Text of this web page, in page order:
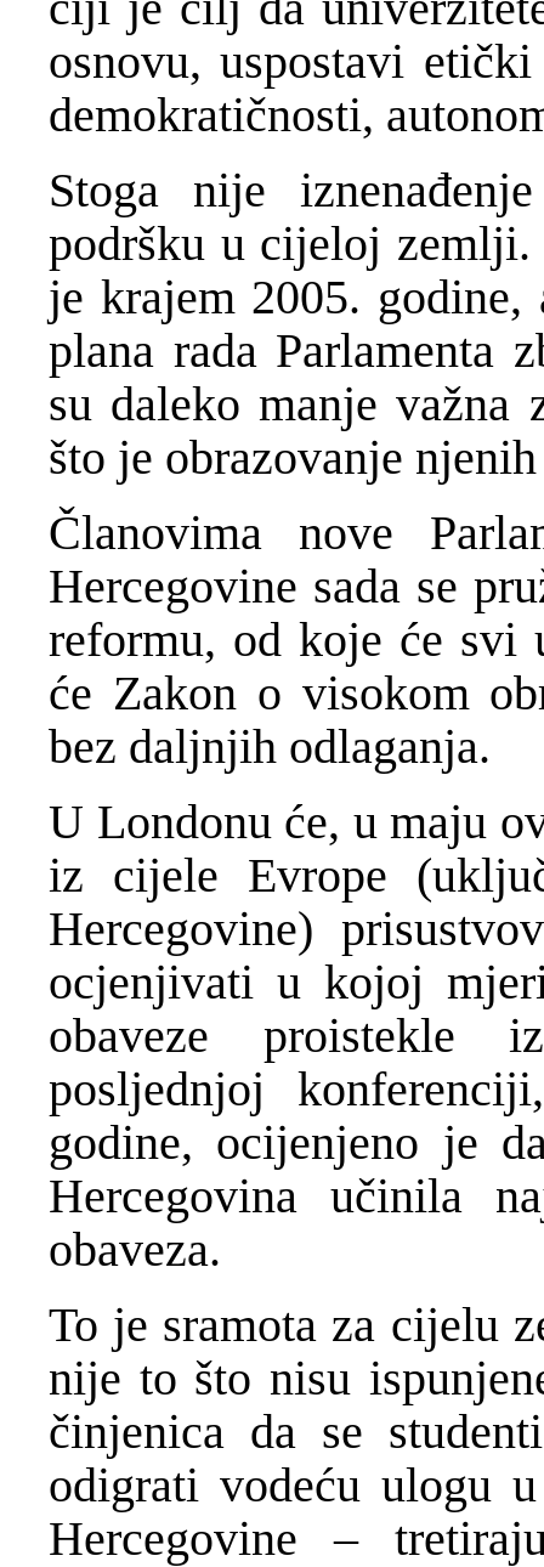
osnovu, uspostavi
demokratičnosti,
Stoga nije
podršku u cijeloj zemlji.
je krajem 2005.
plana rada Parlamenta
su daleko manje važna
što je obrazovanje
Članovima nove
Hercegovine sada se
reformu, od koje će
će Zakon o visokom
bez daljnjih odlaganja.
U Londonu će, u maju
iz cijele Evrope
Hercegovine)
ocjenjivati u kojoj
obaveze proistekle
posljednjoj
godine, ocijenjeno je
Hercegovina učinila
obaveza.
To je sramota za cijelu
nije to što nisu
činjenica da se
odigrati vodeću ulogu
Hercegovine –